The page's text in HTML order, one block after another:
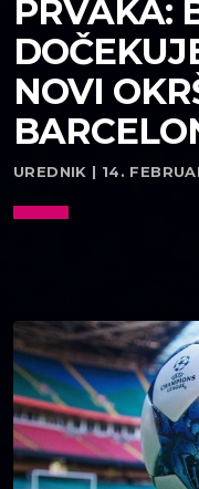
PRVAKA:
NOVI
UREDNIK | 14.